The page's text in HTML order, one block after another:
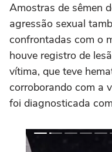
Amostras de sêmen
agressão sexual
confrontadas com o
houve registro de
vítima, que teve
corroborando com a
foi diagnosticada